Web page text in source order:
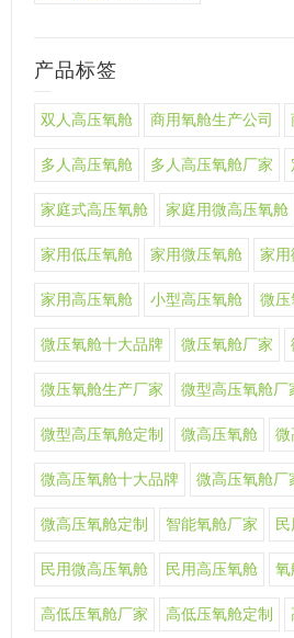
产品标签
双人高压氧舱 商用氧舱生产公司
多人高压氧舱 多人高压氧舱厂家
家庭式高压氧舱 家庭用微高压氧舱
家用低压氧舱 家用微压氧舱 家
家用高压氧舱 小型高压氧舱 微
微压氧舱十大品牌 微压氧舱厂家
微压氧舱生产厂家 微型高压氧舱厂
微型高压氧舱定制 微高压氧舱 微
微高压氧舱十大品牌 微高压氧舱厂
微高压氧舱定制 智能氧舱厂家
民用微高压氧舱 民用高压氧舱 氧
高低压氧舱厂家 高低压氧舱定制